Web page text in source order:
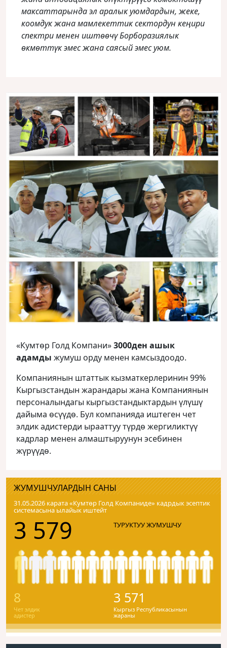
максаттарында эл аралык уюмдардын, жеке,
коомдук жана мамлекеттик сектордун кеӊири
спектри менен иштөөчү Борборазиялык
өкмөттүк эмес жана саясый эмес уюм.
«Кумтөр Голд Компани»3000ден ашык
адамды жумуш орду менен камсыздоодо.
Компаниянын штаттык кызматкерлеринин 99%
Кыргызстандын жарандары жана Компаниянын
персоналындагы кыргызстандыктардын үлүшү
дайыма өсүүдө. Бул компанияда иштеген чет
элдик адистерди ырааттуу түрдө жергиликтүү
кадрлар менен алмаштыруунун эсебинен
жүрүүдө.
ЖУМУШЧУЛАРДЫН САНЫ
31.05.2026 карата «Кумтɵр Голд Компаниде» кадрдык эсептик
системасына ылайык иштейт
3 579 ТУРУКТУУ ЖУМУШЧУ
8
Чет элдик
адистер
3 571
Кыргыз Республикасынын
жараны